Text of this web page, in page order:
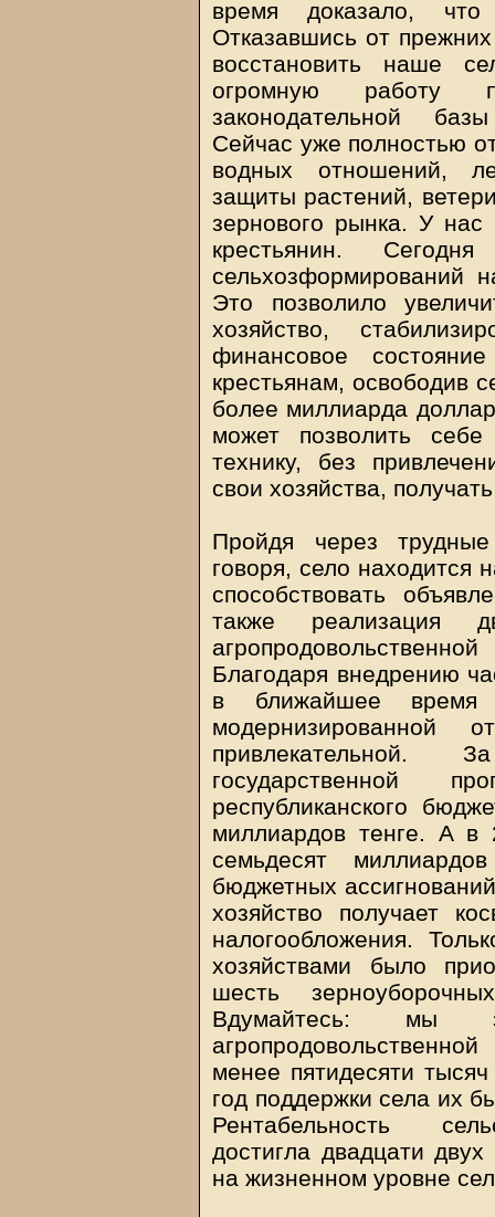
время доказало,
Отказавшись от
восстановить наше
огромную работу
законодательной
Сейчас уже полностью
водных отношений,
защиты растений,
зернового рынка. У
крестьянин.
сельхозформирований
Это позволило
хозяйство,
финансовое
крестьянам, освободив
более миллиарда
может позволить
технику, без
свои хозяйства,
Пройдя через
говоря, село находится
способствовать
также реализация
Благодаря внедрению
в ближайшее время
модернизированной
государственной
республиканского
миллиардов тенге. А в
семьдесят
бюджетных
хозяйство получает
налогообложения.
хозяйствами было
шесть
Вдумайтесь: мы
менее пятидесяти
год поддержки села их
Рентабельность
достигла двадцати
на жизненном уровне